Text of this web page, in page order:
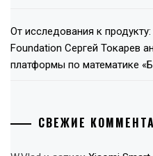
От исследования к
Foundation Сергей Токарев
платформы по математике
СВЕЖИЕ